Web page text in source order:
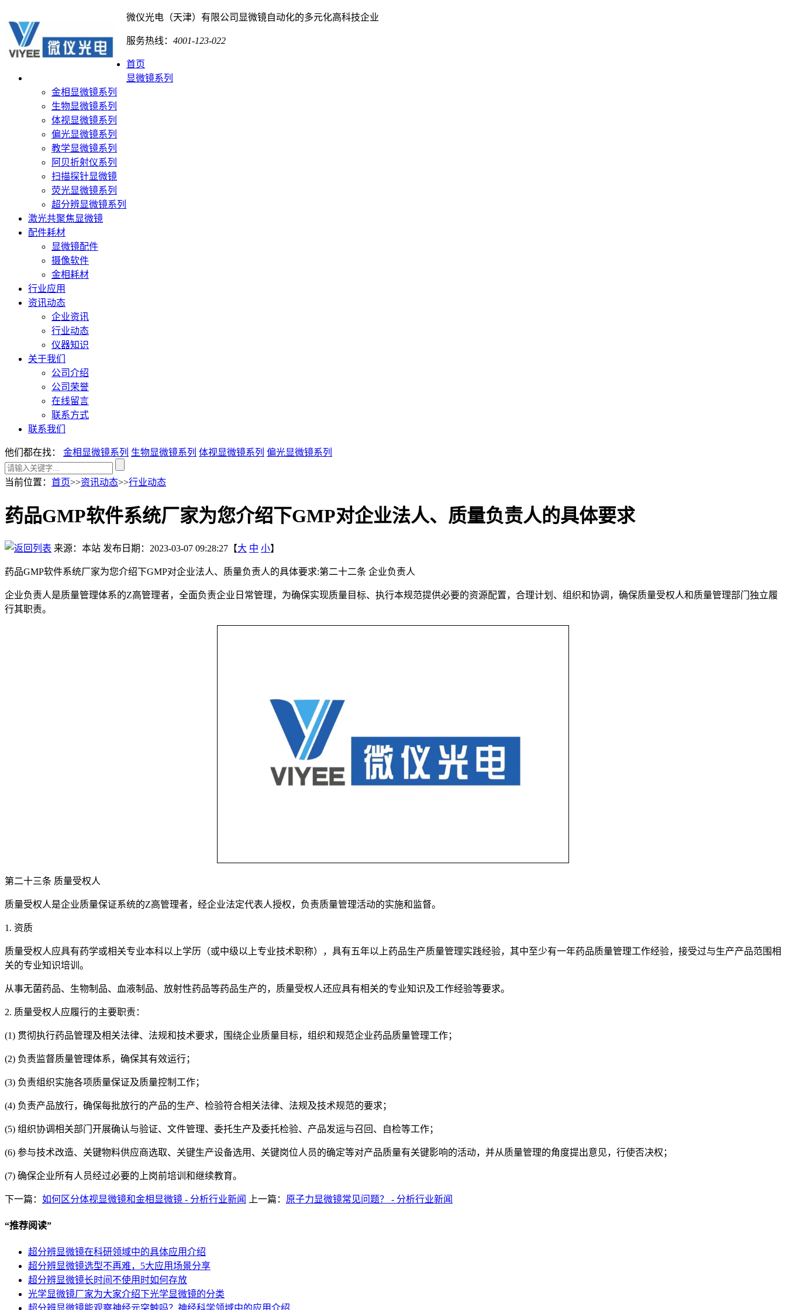
微仪光电（天津）有限公司 显微镜自动化的多元化高科技企业
服务热线： 4001-123-022
首页
显微镜系列
金相显微镜系列
生物显微镜系列
体视显微镜系列
偏光显微镜系列
教学显微镜系列
阿贝折射仪系列
扫描探针显微镜
荧光显微镜系列
超分辨显微镜系列
激光共聚焦显微镜
配件耗材
显微镜配件
摄像软件
金相耗材
行业应用
资讯动态
企业资讯
行业动态
仪器知识
关于我们
公司介绍
公司荣誉
在线留言
联系方式
联系我们
他们都在找： 金相显微镜系列 生物显微镜系列 体视显微镜系列 偏光显微镜系列
当前位置 ： 首页>>资讯动态>>行业动态
药品GMP软件系统厂家为您介绍下GMP对企业法人、质量负责人的具体要求
来源：本站 发布日期：2023-03-07 09:28:27【大 中 小】
药品GMP软件系统厂家为您介绍下GMP对企业法人、质量负责人的具体要求:第二十二条 企业负责人
企业负责人是质量管理体系的Z高管理者，全面负责企业日常管理，为确保实现质量目标、执行本规范提供必要的资源配置，合理计划、组织和协调，确保质量受权人和质量管理部门独立履
行其职责。
第二十三条 质量受权人
质量受权人是企业质量保证系统的Z高管理者，经企业法定代表人授权，负责质量管理活动的实施和监督。
1. 资质
质量受权人应具有药学或相关专业本科以上学历（或中级以上专业技术职称），具有五年以上药品生产质量管理实践经验，其中至少有一年药品质量管理工作经验，接受过与生产产品范围相
关的专业知识培训。
从事无菌药品、生物制品、血液制品、放射性药品等药品生产的，质量受权人还应具有相关的专业知识及工作经验等要求。
2. 质量受权人应履行的主要职责：
(1) 贯彻执行药品管理及相关法律、法规和技术要求，围绕企业质量目标，组织和规范企业药品质量管理工作；
(2) 负责监督质量管理体系，确保其有效运行；
(3) 负责组织实施各项质量保证及质量控制工作；
(4) 负责产品放行，确保每批放行的产品的生产、检验符合相关法律、法规及技术规范的要求；
(5) 组织协调相关部门开展确认与验证、文件管理、委托生产及委托检验、产品发运与召回、自检等工作；
(6) 参与技术改造、关键物料供应商选取、关键生产设备选用、关键岗位人员的确定等对产品质量有关键影响的活动，并从质量管理的角度提出意见，行使否决权；
(7) 确保企业所有人员经过必要的上岗前培训和继续教育。
下一篇： 如何区分体视显微镜和金相显微镜 - 分析行业新闻 上一篇： 原子力显微镜常见问题？ - 分析行业新闻
“推荐阅读”
超分辨显微镜在科研领域中的具体应用介绍
超分辨显微镜选型不再难，5大应用场景分享
超分辨显微镜长时间不使用时如何存放
光学显微镜厂家为大家介绍下光学显微镜的分类